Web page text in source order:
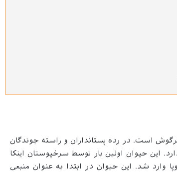
است. در رده پستانداران و راسته جوندگان
این حیوان اولین بار توسط سرخپوستان اینکا
شد و در قرن 16 میلادی به اروپا وارد شد. این حیوان در ابتدا به عنوان منبعی